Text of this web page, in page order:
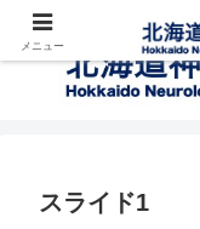
スライド1
メニュー